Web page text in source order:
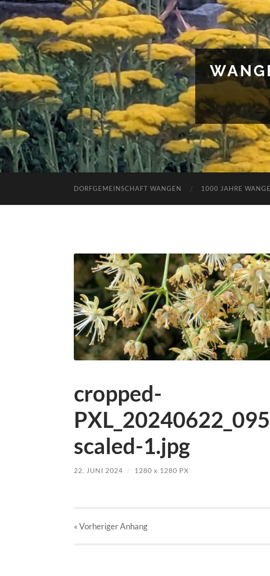
DORFGEMEINSCHAFT WANGEN 1000 JAHRE
cropped-
scaled-1.jpg
22. JUNI 2024 / 1280 x 1280 PX
« VorherigerAnhang